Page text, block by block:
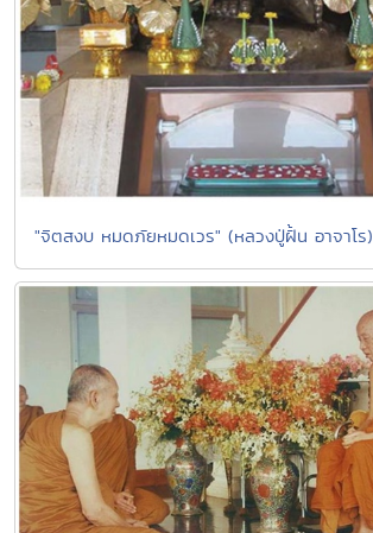
"จิตสงบ หมดภัยหมดเวร" (หลวงปู่ฝั้น อาจาโร)